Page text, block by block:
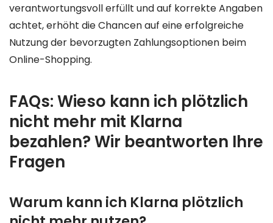
verantwortungsvoll erfüllt und auf korrekte Angaben
achtet, erhöht die Chancen auf eine erfolgreiche
Nutzung der bevorzugten Zahlungsoptionen beim
Online-Shopping.
FAQs: Wieso kann ich plötzlich
nicht mehr mit Klarna
bezahlen? Wir beantworten Ihre
Fragen
Warum kann ich Klarna plötzlich